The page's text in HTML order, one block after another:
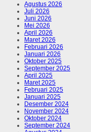
Agustus 2026
Juli 2026
Juni 2026
Mei 2026
April 2026
Maret 2026
Februari 2026
Januari 2026
Oktober 2025
September 2025
April 2025
Maret 2025
Februari 2025
Januari 2025
Desember 2024
November 2024
Oktober 2024
September 2024